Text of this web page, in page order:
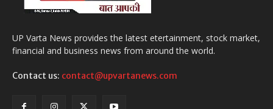
UP Varta News provides the latest etertainment, stock market,
financial and business news from around the world.
Contact us: contact@upvartanews.com